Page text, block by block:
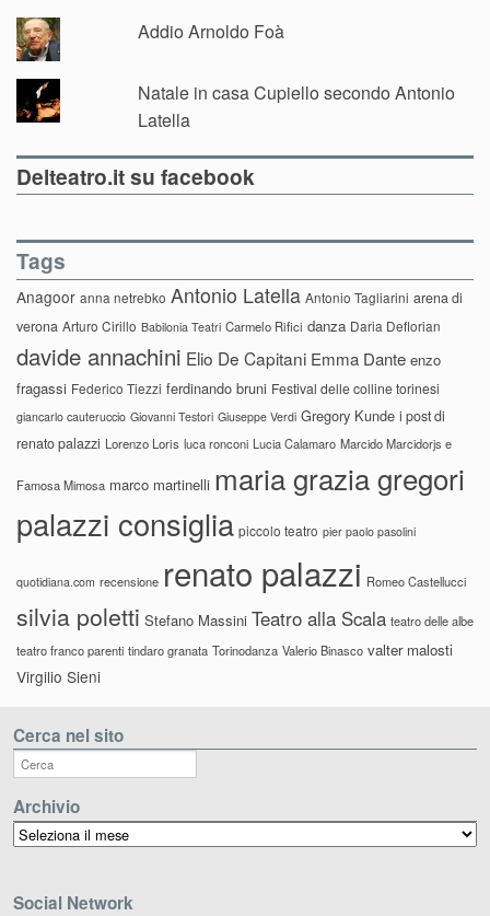
Addio Arnoldo Foà
Natale in casa Cupiello secondo Antonio
Latella
Delteatro.it su facebook
Tags
Anagoor anna netrebko Antonio Latella Antonio Tagliarini arena di
verona Arturo Cirillo Babilonia Teatri Carmelo Rifici danza Daria Deflorian
davide annachini Elio De Capitani Emma Dante enzo
fragassi Federico Tiezzi ferdinando bruni Festival delle colline torinesi
giancarlo cauteruccio Giovanni Testori Giuseppe Verdi Gregory Kunde i post di
renato palazzi Lorenzo Loris luca ronconi Lucia Calamaro Marcido Marcidorjs e
Famosa Mimosa marco martinelli maria grazia gregori
palazzi consiglia piccolo teatro pier paolo pasolini
quotidiana.com recensione renato palazzi Romeo Castellucci
silvia poletti Stefano Massini Teatro alla Scala teatro delle albe
teatro franco parenti tindaro granata Torinodanza Valerio Binasco valter malosti
Virgilio Sieni
Cerca nel sito
Archivio
Archivio
Social Network